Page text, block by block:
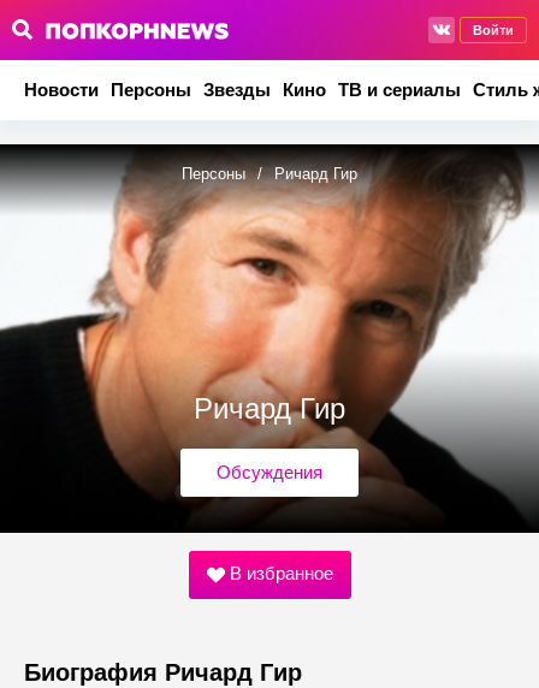
Войти
Новости Персоны Звезды Кино ТВ и сериалы Стиль
Персоны / Ричард Гир
Ричард Гир
Обсуждения
В избранное
Биография Ричард Гир